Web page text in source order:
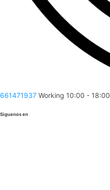
661471937 Working 10:00 - 18:00
Siguenos en